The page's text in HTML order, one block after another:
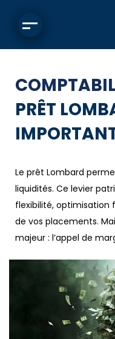
PRÊT
Le prêt Lombard
liquidités. Ce levier
flexibilité,
de vos placements.
majeur : l’appel de